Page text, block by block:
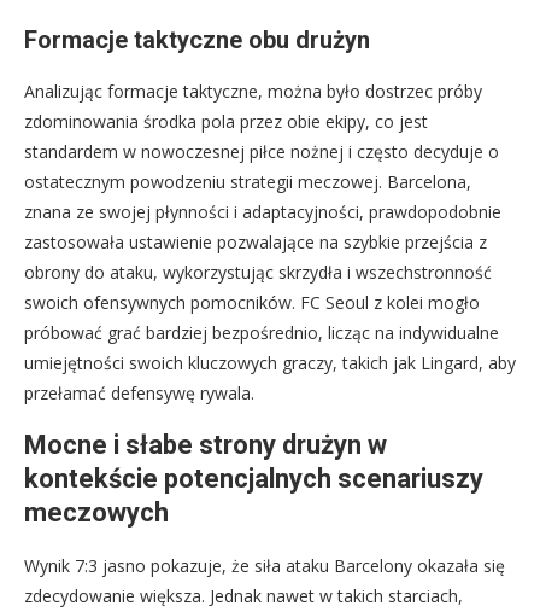
Formacje taktyczne obu drużyn
Analizując formacje taktyczne, można było dostrzec próby
zdominowania środka pola przez obie ekipy, co jest
standardem w nowoczesnej piłce nożnej i często decyduje o
ostatecznym powodzeniu strategii meczowej. Barcelona,
znana ze swojej płynności i adaptacyjności, prawdopodobnie
zastosowała ustawienie pozwalające na szybkie przejścia z
obrony do ataku, wykorzystując skrzydła i wszechstronność
swoich ofensywnych pomocników. FC Seoul z kolei mogło
próbować grać bardziej bezpośrednio, licząc na indywidualne
umiejętności swoich kluczowych graczy, takich jak Lingard, aby
przełamać defensywę rywala.
Mocne i słabe strony drużyn w
kontekście potencjalnych scenariuszy
meczowych
Wynik 7:3 jasno pokazuje, że siła ataku Barcelony okazała się
zdecydowanie większa. Jednak nawet w takich starciach,